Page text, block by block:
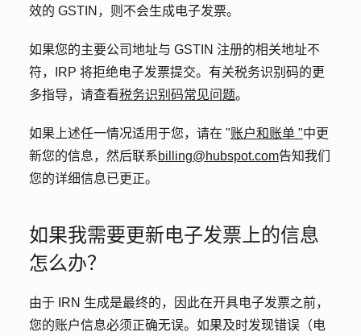
效的 GSTIN，则不会生成电子发票。
如果您的主要公司地址与 GSTIN 注册的相关地址不
符，IRP 将拒绝电子发票提交。有关税务识别码的更
多指导，请查看税务识别码常见问题。
如果上述任一情况适用于您，请在 "账户和账单 "中更
新您的信息，然后联系billing@hubspot.com告知我们
您的详细信息已更正。
如果我需要更新电子发票上的信息
怎么办？
由于 IRN 生成是最终的，因此在开具电子发票之前，
您的账户信息必须正确无误。如果及时发现错误（电